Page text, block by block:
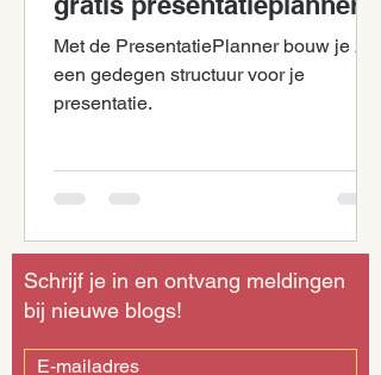
Met de PresentatiePlanner bouw je zelf
een gedegen structuur voor je
presentatie.
Schrijf je in en ontvang meldingen
bij nieuwe blogs!